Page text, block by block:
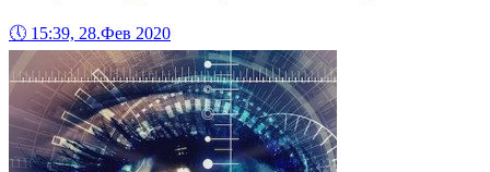
🕔 15:39, 28.Фев 2020